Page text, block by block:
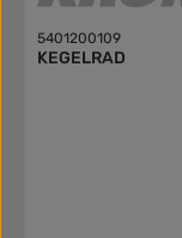
5401200109
KEGELRAD